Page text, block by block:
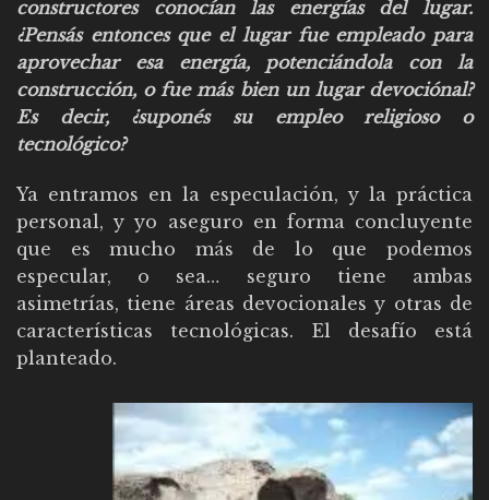
constructores conocían las energías del lugar.
¿Pensás entonces que el lugar fue empleado para
aprovechar esa energía, potenciándola con la
construcción, o fue más bien un lugar devociónal?
Es decir, ¿suponés su empleo religioso o
tecnológico?
Ya entramos en la especulación, y la práctica
personal, y yo aseguro en forma concluyente
que es mucho más de lo que podemos
especular, o sea… seguro tiene ambas
asimetrías, tiene áreas devocionales y otras de
características tecnológicas. El desafío está
planteado.